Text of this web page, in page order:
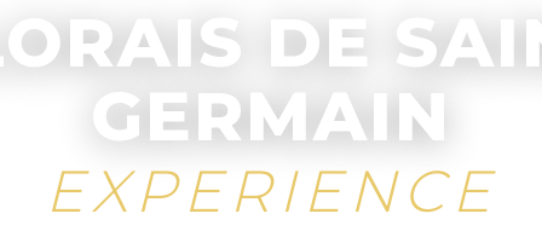
DE
GERMAIN
EXPERIENCE